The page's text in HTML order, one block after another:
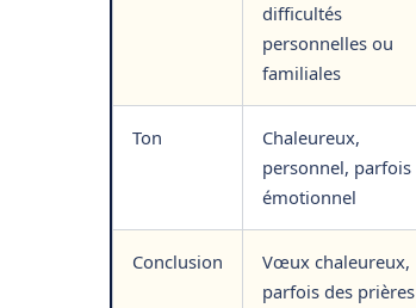
difficultés
personnelles ou
familiales
Ton
Chaleureux,
personnel, parfois
émotionnel
Conclusion
Vœux chaleureux,
parfois des prières